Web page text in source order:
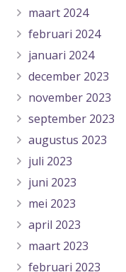
maart 2024
februari 2024
januari 2024
december 2023
november 2023
september 2023
augustus 2023
juli 2023
juni 2023
mei 2023
april 2023
maart 2023
februari 2023